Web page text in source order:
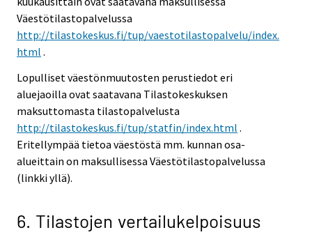
Väestötilastopalvelussa
http://tilastokeskus.fi/tup/vaestotilastopalvelu/index.
html .
Lopulliset väestönmuutosten perustiedot eri
aluejaoilla ovat saatavana Tilastokeskuksen
maksuttomasta tilastopalvelusta
http://tilastokeskus.fi/tup/statfin/index.html .
Eritellympää tietoa väestöstä mm. kunnan osa-
alueittain on maksullisessa Väestötilastopalvelussa
(linkki yllä).
6. Tilastojen vertailukelpoisuus